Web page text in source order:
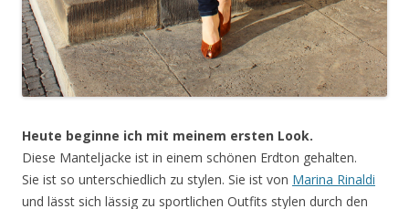
Heute beginne ich mit meinem ersten Look.
Diese Manteljacke ist in einem schönen Erdton gehalten.
Sie ist so unterschiedlich zu stylen. Sie ist von Marina Rinaldi
und lässt sich lässig zu sportlichen Outfits stylen durch den